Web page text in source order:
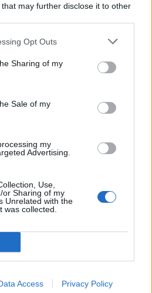
that may further disclose it to other
Opt Outs
Sharing of my
Sale of my
my
Advertising.
Use,
or Sharing of my
Unrelated with the
was collected.
Access Privacy Policy
να
με
Live
Ο λόγος
τα